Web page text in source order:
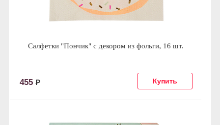
Салфетки "Пончик" с декором из фольги, 16 шт.
455 Р